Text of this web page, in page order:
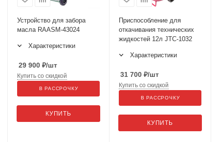
Устройство для забора
масла RAASM-43024
Характеристики
29 900 ₽/шт
КУПИТЬ
Купить со скидкой
В РАССРОЧКУ
Приспособление для
откачивания технических
жидкостей 12л JTC-1032
Характеристики
31 700 ₽/шт
КУПИТЬ
Купить со скидкой
В РАССРОЧКУ